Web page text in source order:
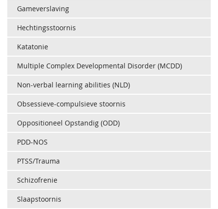
Gameverslaving
Hechtingsstoornis
Katatonie
Multiple Complex Developmental Disorder (MCDD)
Non-verbal learning abilities (NLD)
Obsessieve-compulsieve stoornis
Oppositioneel Opstandig (ODD)
PDD-NOS
PTSS/Trauma
Schizofrenie
Slaapstoornis